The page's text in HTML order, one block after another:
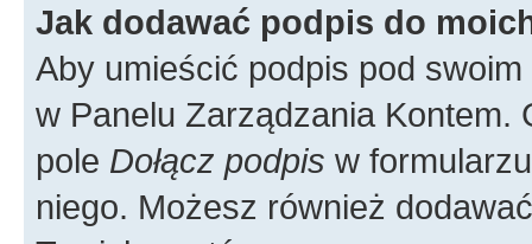
Jak dodawać podpis do
Aby umieścić podpis pod
w Panelu Zarządzania
pole Dołącz podpis w
niego. Możesz również